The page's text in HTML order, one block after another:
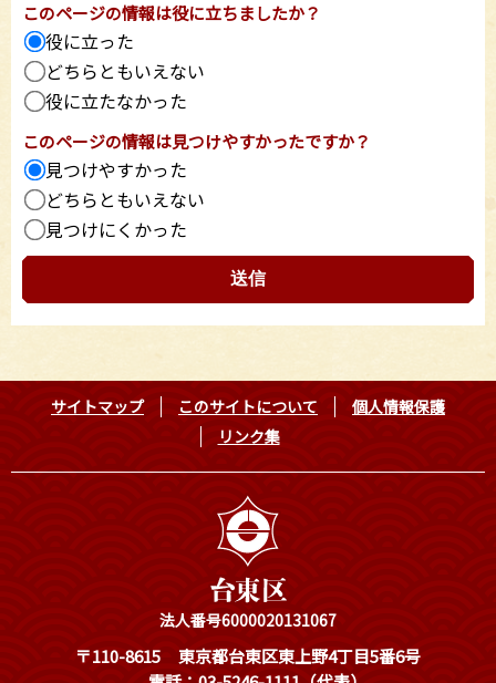
このページの情報は役に立ちましたか？
役に立った
どちらともいえない
役に立たなかった
このページの情報は見つけやすかったですか？
見つけやすかった
どちらともいえない
見つけにくかった
サイトマップ このサイトについて
個人情報保護
リンク集
法人番号6000020131067
〒110-8615
東京都台東区東上野4丁目5番6号